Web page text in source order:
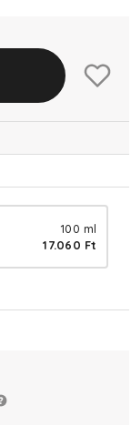
100 ml
17.060 Ft